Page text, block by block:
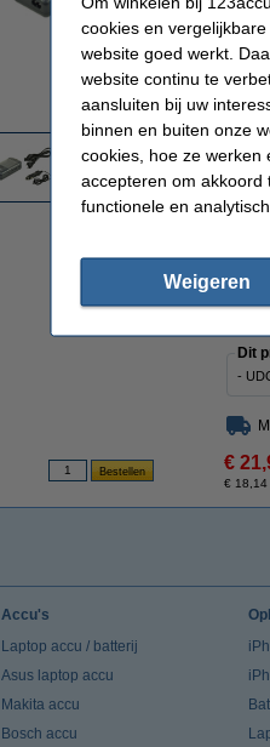
vergroten
2
de
De
Type:
Dit
-
€
€ 18,14
Accu's
Laptop accu / batterij
Asus laptop accu
Makita accu
Bosch accu
cookies en
website goed werkt.
website continu te
aansluiten bij uw
binnen en buiten onze
cookies, hoe ze werken
accepteren om akkoord
functionele en
Weigeren